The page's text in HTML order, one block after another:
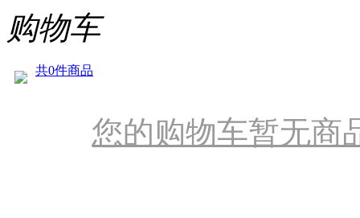
购物车
共0件商品
您的购物车暂无商